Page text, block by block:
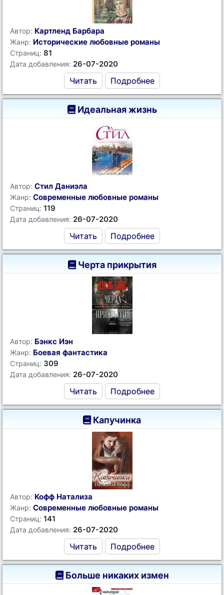
Автор: Картленд Барбара
Жанр: Исторические любовные романы
Страниц: 81
Дата добавления: 26-07-2020
Читать Подробнее
Идеальная жизнь
Автор: Стил Даниэла
Жанр: Современные любовные романы
Страниц: 119
Дата добавления: 26-07-2020
Читать Подробнее
Черта прикрытия
Автор: Бэнкс Иэн
Жанр: Боевая фантастика
Страниц: 309
Дата добавления: 26-07-2020
Читать Подробнее
Капучинка
Автор: Кофф Натализа
Жанр: Современные любовные романы
Страниц: 141
Дата добавления: 26-07-2020
Читать Подробнее
Больше никаких измен